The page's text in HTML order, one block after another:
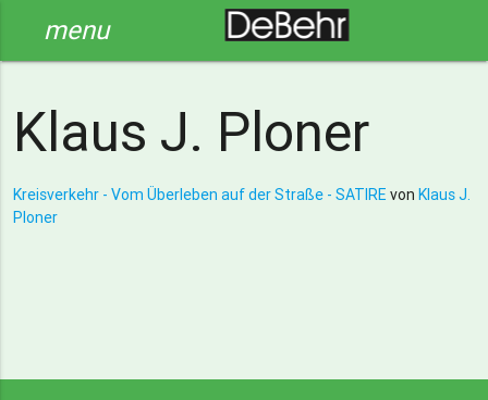
menu
Klaus J. Ploner
Kreisverkehr - Vom Überleben auf der Straße - SATIRE von Klaus J.
Ploner